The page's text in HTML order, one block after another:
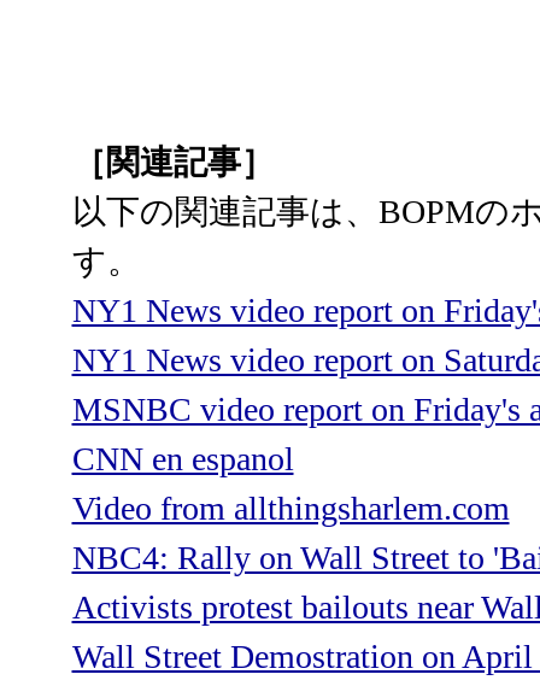
［関連記事］
以下の関連記事は、BOPMの
す。
NY1 News video report on
NY1 News video report on
MSNBC video report on Friday's
CNN en espanol
Video from allthingsharlem.com
NBC4: Rally on Wall Street to
Activists protest bailouts near
Wall Street Demostration on April